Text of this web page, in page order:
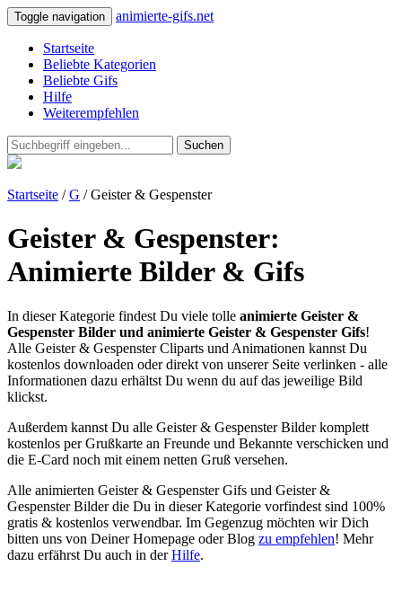
Toggle navigation animierte-gifs.net
Startseite
Beliebte Kategorien
Beliebte Gifs
Hilfe
Weiterempfehlen
Suchen
Startseite /G / Geister & Gespenster
Geister & Gespenster:
Animierte Bilder & Gifs
In dieser Kategorie findest Du viele tolle animierte Geister &
Gespenster Bilder und animierte Geister & Gespenster Gifs!
Alle Geister & Gespenster Cliparts und Animationen kannst Du
kostenlos downloaden oder direkt von unserer Seite verlinken - alle
Informationen dazu erhältst Du wenn du auf das jeweilige Bild
klickst.
Außerdem kannst Du alle Geister & Gespenster Bilder komplett
kostenlos per Grußkarte an Freunde und Bekannte verschicken und
die E-Card noch mit einem netten Gruß versehen.
Alle animierten Geister & Gespenster Gifs und Geister &
Gespenster Bilder die Du in dieser Kategorie vorfindest sind 100%
gratis & kostenlos verwendbar. Im Gegenzug möchten wir Dich
bitten uns von Deiner Homepage oder Blog zu empfehlen! Mehr
dazu erfährst Du auch in derHilfe.